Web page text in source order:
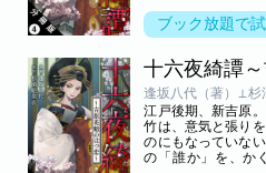
きた──。天涯孤独
描く純愛物語！
ブック放題で
逢坂八代（著）⊥杉
江戸後期、新吉原
竹は、意気と張り
のにもなっていな
の「誰か」を、か